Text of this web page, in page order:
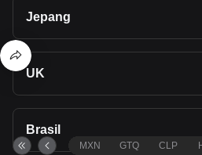
Jepang
UK
Brasil
MXN GTQ CLP